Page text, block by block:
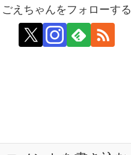
ごえちゃんをフォローする